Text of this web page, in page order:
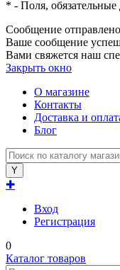
* - Поля, обязательные
Сообщение отправлено
Ваше сообщение
Вами свяжется наш
Закрыть окно
О магазине
Контакты
Доставка и
Блог
✚
Вход
Регистрация
0
Каталог товаров